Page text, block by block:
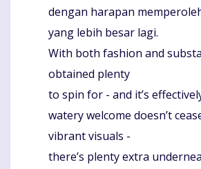
dengan harapan
yang lebih besar lagi.
With both fashion and
obtained plenty
to spin for - and it’s
watery welcome doesn’t
vibrant visuals -
there’s plenty extra